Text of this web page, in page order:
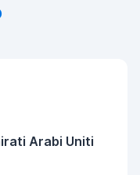
Arabi Uniti